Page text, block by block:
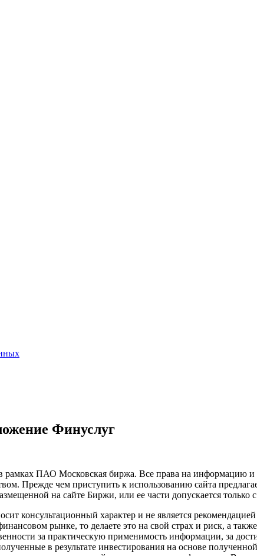
Финуслуг
ПАО Московская биржа. Все права на информацию и
Прежде чем приступить к использованию сайта
на сайте Биржи, или ее части допускается только
консультационный характер и не является
рынке, то делаете это на свой страх и риск, а
за практическую применимость информации, за
в результате инвестирования на основе